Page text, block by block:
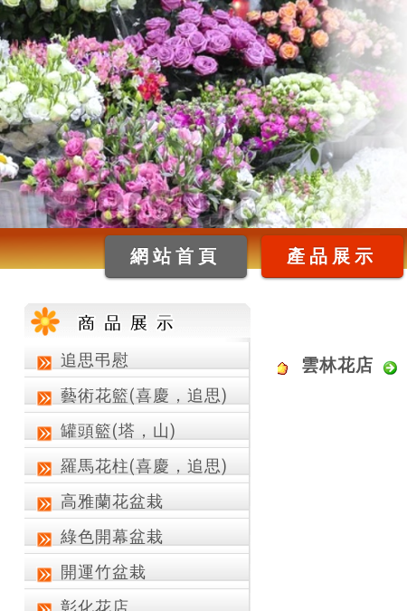
網站首頁 產品展示
追思弔慰
藝術花籃(喜慶，追思)
罐頭籃(塔，山)
羅馬花柱(喜慶，追思)
高雅蘭花盆栽
綠色開幕盆栽
開運竹盆栽
彰化花店
雲林花店